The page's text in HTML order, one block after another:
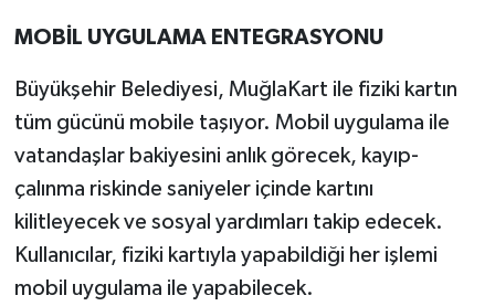
MOBİL UYGULAMA ENTEGRASYONU
Büyükşehir Belediyesi, MuğlaKart ile fiziki kartın
tüm gücünü mobile taşıyor. Mobil uygulama ile
vatandaşlar bakiyesini anlık görecek, kayıp-
çalınma riskinde saniyeler içinde kartını
kilitleyecek ve sosyal yardımları takip edecek.
Kullanıcılar, fiziki kartıyla yapabildiği her işlemi
mobil uygulama ile yapabilecek.